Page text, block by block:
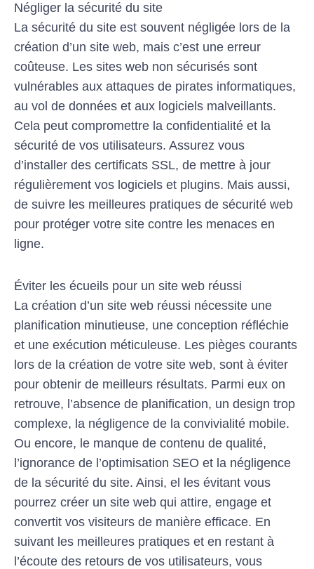
Négliger la sécurité du site
La sécurité du site est souvent négligée lors de la
création d’un site web, mais c’est une erreur
coûteuse. Les sites web non sécurisés sont
vulnérables aux attaques de pirates informatiques,
au vol de données et aux logiciels malveillants.
Cela peut compromettre la confidentialité et la
sécurité de vos utilisateurs. Assurez vous
d’installer des certificats SSL, de mettre à jour
régulièrement vos logiciels et plugins. Mais aussi,
de suivre les meilleures pratiques de sécurité web
pour protéger votre site contre les menaces en
ligne.
Éviter les écueils pour un site web réussi
La création d’un site web réussi nécessite une
planification minutieuse, une conception réfléchie
et une exécution méticuleuse. Les pièges courants
lors de la création de votre site web, sont à éviter
pour obtenir de meilleurs résultats. Parmi eux on
retrouve, l’absence de planification, un design trop
complexe, la négligence de la convivialité mobile.
Ou encore, le manque de contenu de qualité,
l’ignorance de l’optimisation SEO et la négligence
de la sécurité du site. Ainsi, el les évitant vous
pourrez créer un site web qui attire, engage et
convertit vos visiteurs de manière efficace. En
suivant les meilleures pratiques et en restant à
l’écoute des retours de vos utilisateurs, vous